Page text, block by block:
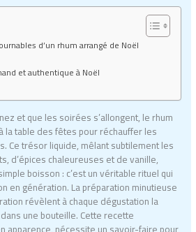
d’un rhum arrangé de Noël
et authentique à Noël
et que les soirées s’allongent, le rhum
la table des fêtes pour réchauffer les
Ce trésor liquide, mêlant subtilement les
d’épices chaleureuses et de vanille,
boisson : c’est un véritable rituel qui
en génération. La préparation minutieuse
révèlent à chaque dégustation la
une bouteille. Cette recette